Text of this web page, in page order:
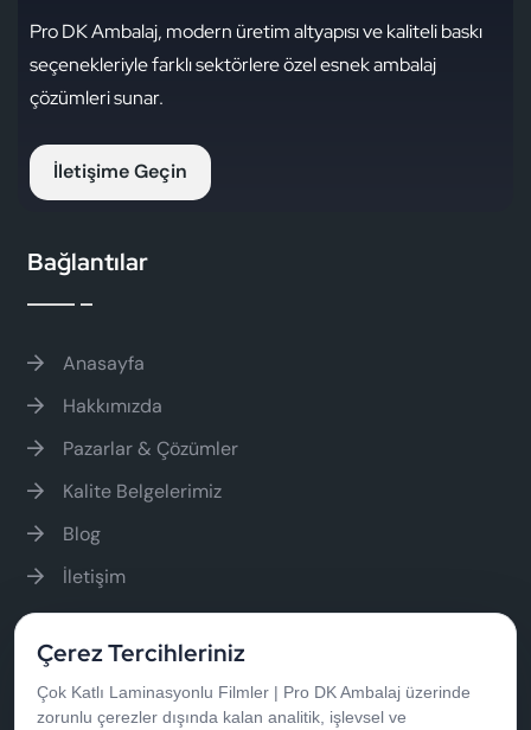
E-Posta
info@prodkambalaj.com
Adres
OSB Mah. 522 Sk. No:15
Pro DK Ambalaj, modern üretim altyapısı ve kaliteli baskı
seçenekleriyle farklı sektörlere özel esnek ambalaj
çözümleri sunar.
İletişime Geçin
Bağlantılar
Anasayfa
Hakkımızda
Pazarlar & Çözümler
Kalite Belgelerimiz
Blog
İletişim
Pazarlar & Çözümler
Çerez Tercihleriniz
Çok Katlı Laminasyonlu Filmler | Pro DK Ambalaj üzerinde
zorunlu çerezler dışında kalan analitik, işlevsel ve